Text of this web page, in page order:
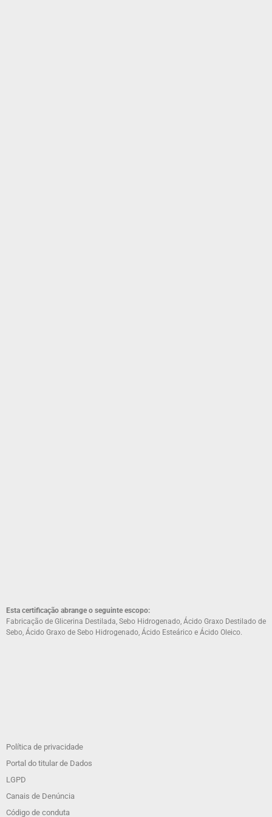
Esta certificação abrange o seguinte escopo:
Fabricação de Glicerina Destilada, Sebo Hidrogenado, Ácido Graxo Destilado de
Sebo, Ácido Graxo de Sebo Hidrogenado, Ácido Esteárico e Ácido Oleico.
Política de privacidade
Portal do titular de Dados
LGPD
Canais de Denúncia
Código de conduta